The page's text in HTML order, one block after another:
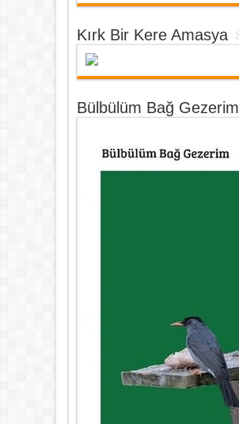
Kırk Bir Kere Amasya
Bülbülüm Bağ Gezerim